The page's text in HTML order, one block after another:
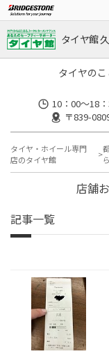
タイヤ館
タイヤの
10：00～18
〒839-
タイヤ・ホイール専門
店のタイヤ館
店舗
記事一覧